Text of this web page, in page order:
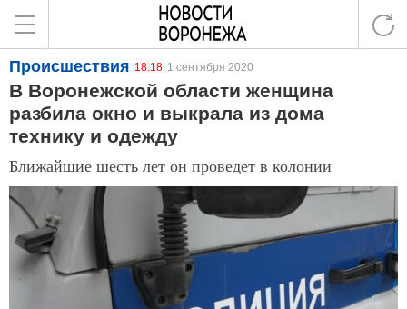
Происшествия 18:18 1 сентября 2020
В Воронежской области женщина
разбила окно и выкрала из дома
технику и одежду
Ближайшие шесть лет он проведет в колонии